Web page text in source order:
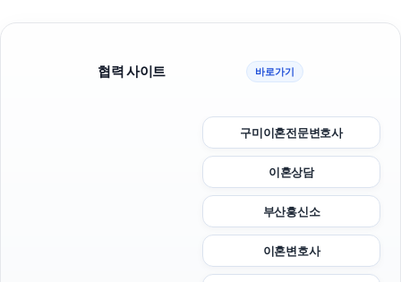
협력 사이트 바로가기
구미이혼전문변호사
이혼상담
부산흥신소
이혼변호사